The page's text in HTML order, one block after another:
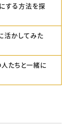
する方法を探
活かしてみた
たちと一緒に